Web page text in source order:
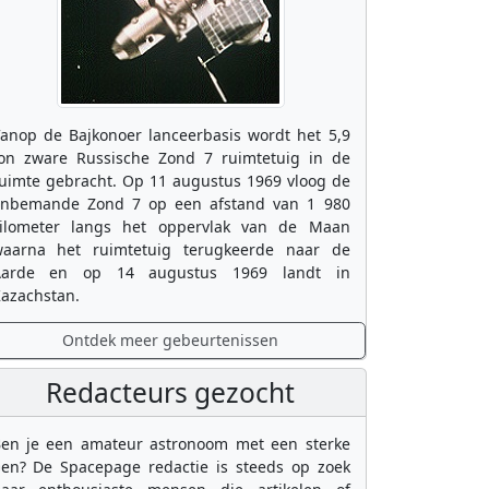
de Bajkonoer lanceerbasis wordt het 5,9
zware Russische Zond 7 ruimtetuig in de
gebracht. Op 11 augustus 1969 vloog de
Zond 7 op een afstand van 1 980
langs het oppervlak van de Maan
het ruimtetuig terugkeerde naar de
en op 14 augustus 1969 landt in
Ontdek meer gebeurtenissen
Redacteurs gezocht
je een amateur astronoom met een sterke
De Spacepage redactie is steeds op zoek